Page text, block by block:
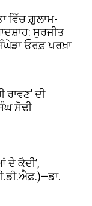
ਵਿੱਚ ਗ਼ੁਲਾਮ-
ਸੁਰਜੀਤ
ਓਰਫ਼ ਪਰਖ਼ਾ
ਰਾਵਣ’ ਦੀ
ਸੋਢੀ
ਦੇ ਕੈਦੀ’,